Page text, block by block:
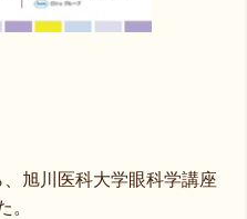
旭川医科大学眼科学講座
。